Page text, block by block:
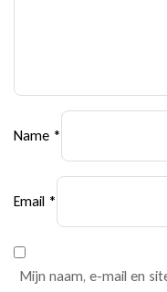
Name *
Email *
Mijn naam, e-mail en